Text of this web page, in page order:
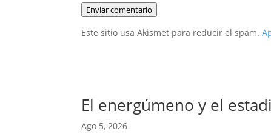
Enviar comentario
Este sitio usa Akismet para reducir el spam.
El energúmeno y el
Ago 5, 2026